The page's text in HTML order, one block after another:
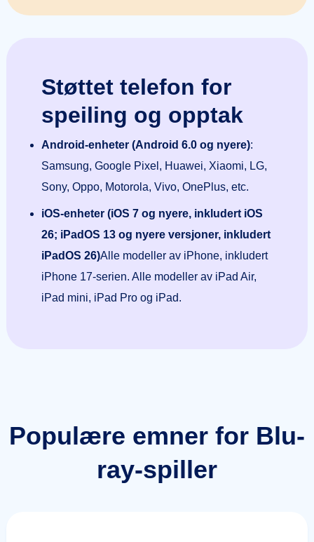
Støttet telefon for
speiling og opptak
Android-enheter (Android 6.0 og nyere):
Samsung, Google Pixel, Huawei, Xiaomi, LG,
Sony, Oppo, Motorola, Vivo, OnePlus, etc.
iOS-enheter (iOS 7 og nyere, inkludert iOS
26; iPadOS 13 og nyere versjoner, inkludert
iPadOS 26)Alle modeller av iPhone, inkludert
iPhone 17-serien. Alle modeller av iPad Air,
iPad mini, iPad Pro og iPad.
Populære emner for Blu-
ray-spiller